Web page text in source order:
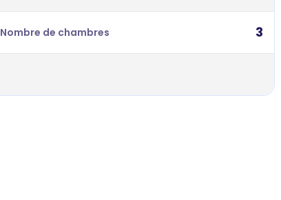
Nombre de chambres 3